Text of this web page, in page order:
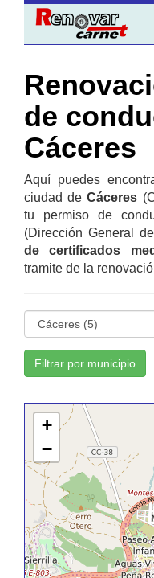
de
Cáceres
Aquí puedes
ciudad deCáceres
tu permiso de
(Dirección General
de certificados
tramite de la
Filtrar por municipio
+
−